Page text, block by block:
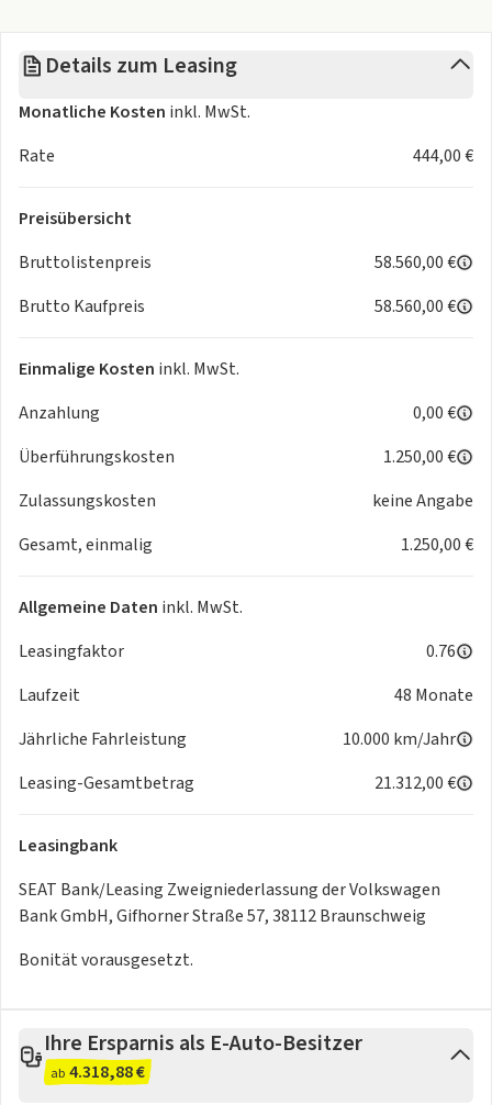
Exterieur
- Vorbereitung für Anhängevorrichtung
- Frontscheibe in Dämmglas
- Sitzheizung vorne
- Ambientebeleuchtung
- Rücksitzlehne geteilt klappbar
- Multifunktions-Sportlederlenkrad beheizbar
- Sitzbezüge in Stoff
- Licht- und Regensensor
Komfort und Technik
- Komfortschlüssel
- Wärmepumpe
- Fahrprofilauswahl
- Dynamiklenkung
- Diebstahlwarnanlage
- Airbag für Fahrer und Beifahrer
- Reifendruckkontrolle
- Felgenschloss
Interaktionsairbag vorn
Ausstattungspakete
- Drive Paket
- Sportpaket
- Protect Pack
Irrtümer und Änderungen möglich.
Details zum Leasing
Monatliche Kosten inkl. MwSt.
Rate
444,00 €
Preisübersicht
Bruttolistenpreis
58.560,00 €
Brutto Kaufpreis
58.560,00 €
Einmalige Kosten inkl. MwSt.
Anzahlung
0,00 €
Überführungskosten
1.250,00 €
Zulassungskosten
keine Angabe
Gesamt, einmalig
1.250,00 €
Allgemeine Daten inkl. MwSt.
Leasingfaktor
0.76
Laufzeit
48 Monate
Jährliche Fahrleistung
10.000 km/Jahr
Leasing-Gesamtbetrag
21.312,00 €
Leasingbank
SEAT Bank/Leasing Zweigniederlassung der Volkswagen
Bank GmbH, Gifhorner Straße 57, 38112 Braunschweig
Bonität vorausgesetzt.
Ihre Ersparnis als E-Auto-Besitzer
ab 4.318,88 €